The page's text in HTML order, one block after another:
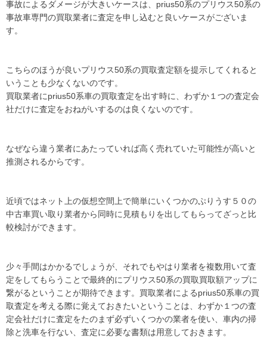
vezelrs 値引きvezelrs 値引き
vezelrs 値引きvezelrs 値引き
vezelrs 値引きvezelrs 値引き
vezelrs 値引きvezelrs 値引き
vezelrs 値引きvezelrs 値引き
vezelrs 値引きvezelrs 値引き
vezelrs 値引きvezelrs 値引き
vezelrs 値引きvezelrs 値引き
vezelrs 値引きvezelrs 値引き
vezelrs 値引きvezelrs 値引き
vezelrs 値引きvezelrs 値引き
vezelrs 値引きvezelrs 値引き
vezelrs 値引きvezelrs 値引き
vezelrs 値引きvezelrs 値引き
vezelrs 値引きvezelrs 値引き
vezelrs 値引きvezelrs 値引き
vezelrs 値引きvezelrs 値引き
vezelrs 値引きvezelrs 値引き
事故によるダメージが大きいケースは、prius50系のプリウス50系の
事故車専門の買取業者に査定を申し込むと良いケースがございま
す。
こちらのほうが良いプリウス50系の買取査定額を提示してくれると
いうことも少なくないのです。
買取業者にprius50系車の買取査定を出す時に、わずか１つの査定会
社だけに査定をおねがいするのは良くないのです。
なぜなら違う業者にあたっていれば高く売れていた可能性が高いと
推測されるからです。
近頃ではネット上の仮想空間上で簡単にいくつかのぷりうす５０の
中古車買い取り業者から同時に見積もりを出してもらってざっと比
較検討ができます。
少々手間はかかるでしょうが、それでもやはり業者を複数用いて査
定をしてもらうことで最終的にプリウス50系の買取買取額アップに
繋がるということが期待できます。買取業者によるprius50系車の買
取査定を考える際に覚えておきたいということは、わずか１つの査
定会社だけに査定をたのまず必ずいくつかの業者を使い、車内の掃
除と洗車を行ない、査定に必要な書類は用意しておきます。